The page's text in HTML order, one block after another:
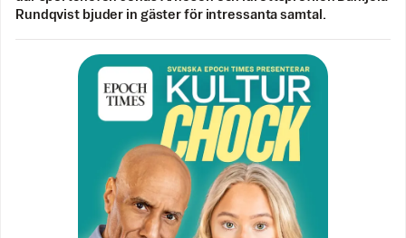
Rundqvist bjuder in gäster för intressanta samtal.